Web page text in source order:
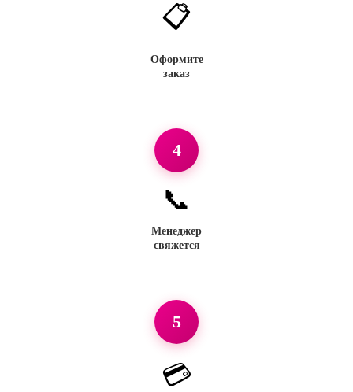
📋
Оформите
заказ
4
📞
Менеджер
свяжется
5
💳